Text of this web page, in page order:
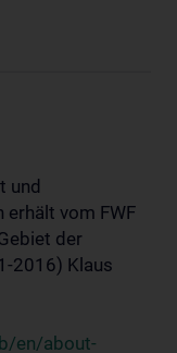
und
erhält vom FWF
der
2016) Klaus
en/about-